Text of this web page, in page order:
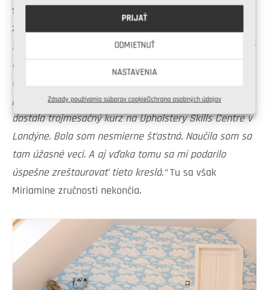
PRIJAŤ
ODMIETNUŤ
NASTAVENIA
Zásady používania súborov cookieOchrana osobných údajov
spoločnosť robia dve staronové kreslá, ktoré Miriam
zreštaurovala vrátane nového čalúnenia.
si myslela, veď je to len molitan. Ale molitanu je asi sto
druhov, musíte zvoliť správnu hustotu a dbať na kopu
iných vecí. Je s tým veľa roboty. V čase, keď sme ešte
pracovali v Anglicku, som jeden rok pod stromček
dostala trojmesačný kurz na Upholstery Skills Centre v
Londýne. Bola som nesmierne šťastná. Naučila som sa
tam úžasné veci. A aj vďaka tomu sa mi podarilo
úspešne zreštaurovať tieto kreslá.“Tu sa však
Miriamine zručnosti nekončia.